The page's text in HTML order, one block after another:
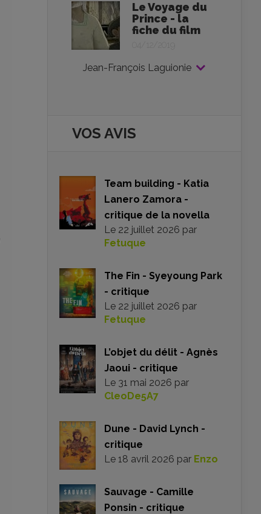
Le Voyage du
Prince - la
fiche du film
04/12/2019
Jean-François Laguionie
VOS AVIS
Team building - Katia
Lanero Zamora -
critique de la novella
Le 22 juillet 2026 par
Fetuque
The Fin - Syeyoung Park
- critique
Le 22 juillet 2026 par
Fetuque
L’objet du délit - Agnès
Jaoui - critique
Le 31 mai 2026 par
CleoDe5A7
Dune - David Lynch -
critique
Le 18 avril 2026 par Enzo
Sauvage - Camille
Ponsin - critique